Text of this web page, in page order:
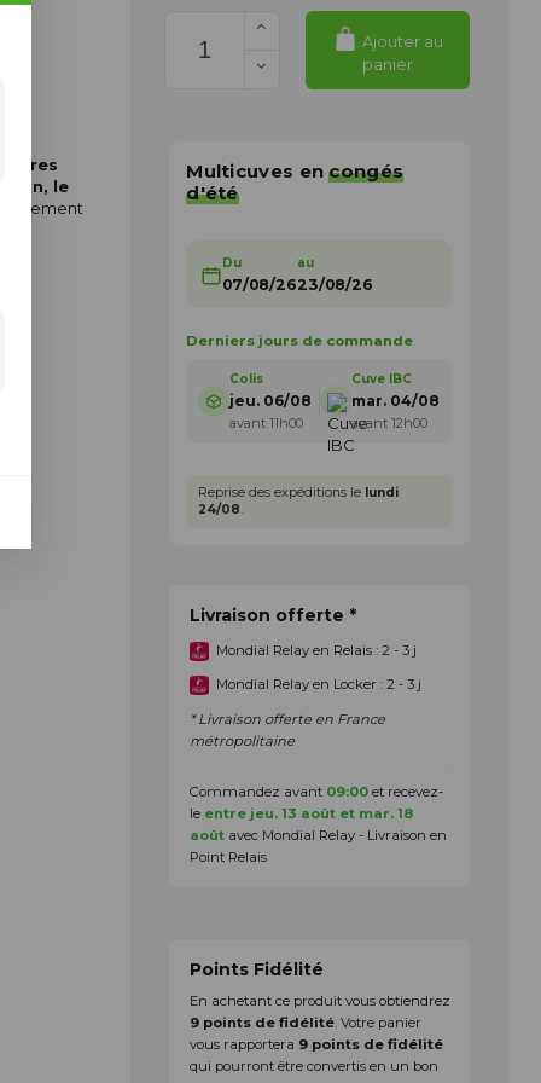
litres
le
Ajouter au
panier
Multicuves encongés
d'été
Du
07/08/26
au
23/08/26
Derniers jours de commande
Colis
jeu. 06/08
avant 11h00
Cuve IBC
mar. 04/08
avant 12h00
Reprise des expéditions le lundi
24/08.
Livraison offerte *
Mondial Relay en Relais : 2 - 3 j
Mondial Relay en Locker : 2 - 3 j
* Livraison offerte en France
métropolitaine
Commandez avant 09:00et recevez-
le entre jeu. 13 août et mar. 18
août avec Mondial Relay - Livraison en
Point Relais
Points Fidélité
En achetant ce produit vous obtiendrez
9 points de fidélité. Votre panier
vous rapportera 9points de fidélité
qui pourront être convertis en un bon